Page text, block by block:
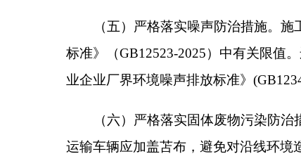
规章制度，加强风险管理，落实项目风险防范制
范、减缓措施，杜绝环境风险事故发生。建设方
（八）项目运行期必须严格执行区域污染物